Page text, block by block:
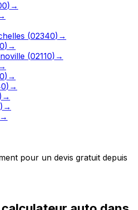
) →
(02340) →
) →
(02110) →
→
) →
) →
) →
) →
→
pour un devis gratuit depuis